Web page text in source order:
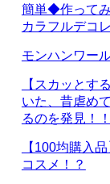
簡単◆作って
カラフルデコ
モンハンワー
【スカッとす
いた、昔虐め
るのを発見！
【100均購入
コスメ！？